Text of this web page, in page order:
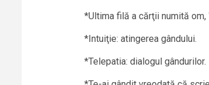
*Ultima filă a cărţii numită
*Intuiţie: atingerea gândului.
*Telepatia: dialogul gândurilor.